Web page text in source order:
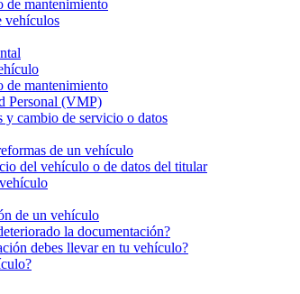
de mantenimiento
vehículos
de mantenimiento
Personal (VMP)
cambio de servicio o datos
de un vehículo
del vehículo o de datos del titular
de un vehículo
la documentación?
debes llevar en tu vehículo?